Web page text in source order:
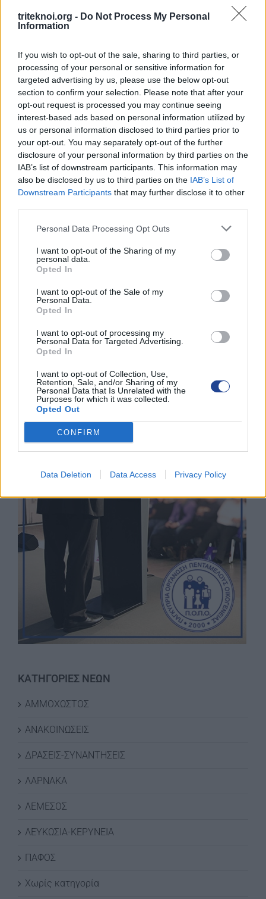
triteknoi.org - Do Not Process My Personal
Information
If you wish to opt-out of the sale, sharing to third parties, or
processing of your personal or sensitive information for
targeted advertising by us, please use the below opt-out
section to confirm your selection. Please note that after your
opt-out request is processed you may continue seeing
interest-based ads based on personal information utilized by
us or personal information disclosed to third parties prior to
your opt-out. You may separately opt-out of the further
disclosure of your personal information by third parties on the
IAB’s list of downstream participants. This information may
also be disclosed by us to third parties on the IAB’s List of
Downstream Participants that may further disclose it to other
Personal Data Processing Opt Outs
I want to opt-out of the Sharing of my
personal data.
Opted In
I want to opt-out of the Sale of my
Personal Data.
Opted In
I want to opt-out of processing my
Personal Data for Targeted Advertising.
Opted In
I want to opt-out of Collection, Use,
Retention, Sale, and/or Sharing of my
Personal Data that Is Unrelated with the
Purposes for which it was collected.
Opted Out
CONFIRM
Data Deletion Data Access Privacy Policy
Αιτήσεις Για Κενή Θέση Γραφέα στο Επαρχ.
13 Ιουλίου 2026
ΒΡΑΒΕΥΣΕΙΣ ΑΡΙΣΤΩΝ ΤΕΛΕΙΟΦΟΙΤΩΝ ΜΑΘΗΤΩΝ
3 Ιουλίου 2026
ΕΚΠΤΩΣΗ ΣΤΗ ΦΟΡΟΛΟΓΙΑ ΣΚΥΒΑΛΩΝ ΓΙΑ ΤΟ
2026
3 Ιουλίου 2026
ΕΚΠΤΩΣΗ ΣΤΑ ΣΚΥΒΑΛΑ ΑΠΟ ΔΗΜΟ ΛΕΥΚΩΣΙΑΣ
11 Ιουνίου 2026
Water World Ayia Napa Cyprus ΕΚΠΤΩΣΗ ΓΙΑ 2026
ΕΚΠΤΩΣΗ ΑΠΟ ΚΟΙΝΟΤΙΚΟ ΣΥΜΒΟΥΛΙΟ
ΜΑΡΩΝΙΟΥ
3 Ιουνίου 2026
ΚΑΤΗΓΟΡΙΕΣ ΝΕΩΝ
ΑΜΜΟΧΩΣΤΟΣ
ΑΝΑΚΟΙΝΩΣΕΙΣ
ΔΡΑΣΕΙΣ-ΣΥΝΑΝΤΗΣΕΙΣ
ΛΑΡΝΑΚΑ
ΛΕΜΕΣΟΣ
ΛΕΥΚΩΣΙΑ-ΚΕΡΥΝΕΙΑ
ΠΑΦΟΣ
Χωρίς κατηγορία